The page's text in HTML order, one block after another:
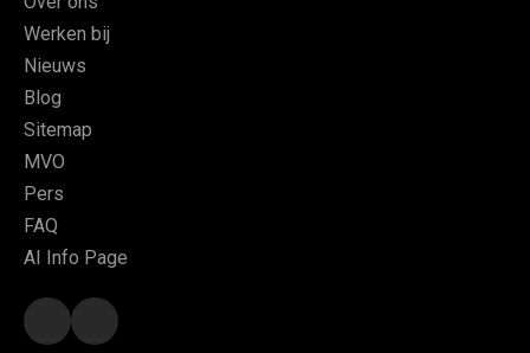
Werken bij
Nieuws
Blog
Sitemap
MVO
Pers
FAQ
AI Info Page